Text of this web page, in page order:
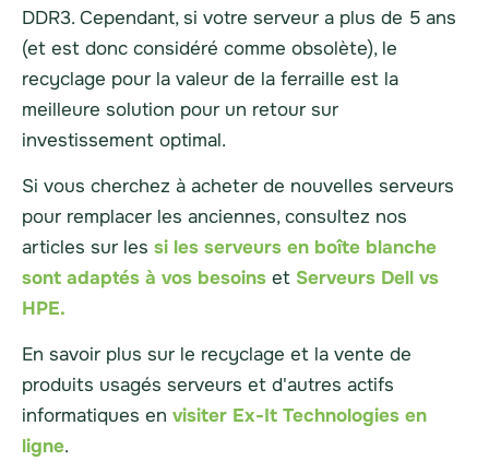
DDR3. Cependant, si votre serveur a plus de 5 ans
(et est donc considéré comme obsolète), le
recyclage pour la valeur de la ferraille est la
meilleure solution pour un retour sur
investissement optimal.
Si vous cherchez à acheter de nouvelles serveurs
pour remplacer les anciennes, consultez nos
articles sur les si les serveurs en boîte blanche
sont adaptés à vos besoins et Serveurs Dell vs
HPE.
En savoir plus sur le recyclage et la vente de
produits usagés serveurs et d'autres actifs
informatiques en visiter Ex-It Technologies en
ligne.